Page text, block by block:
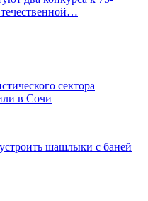
сектора
в Сочи
шашлыки с баней